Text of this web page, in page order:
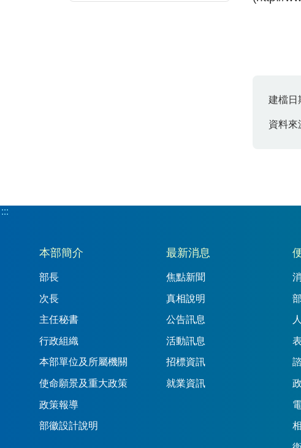
建檔日
資料來
:::
:::
本部簡介
部長
次長
主任秘書
行政組織
本部單位及所屬機關
使命願景及重大政策
政策報導
部徽設計說明
最新消息
焦點新聞
真相說明
公告訊息
活動訊息
招標資訊
就業資訊